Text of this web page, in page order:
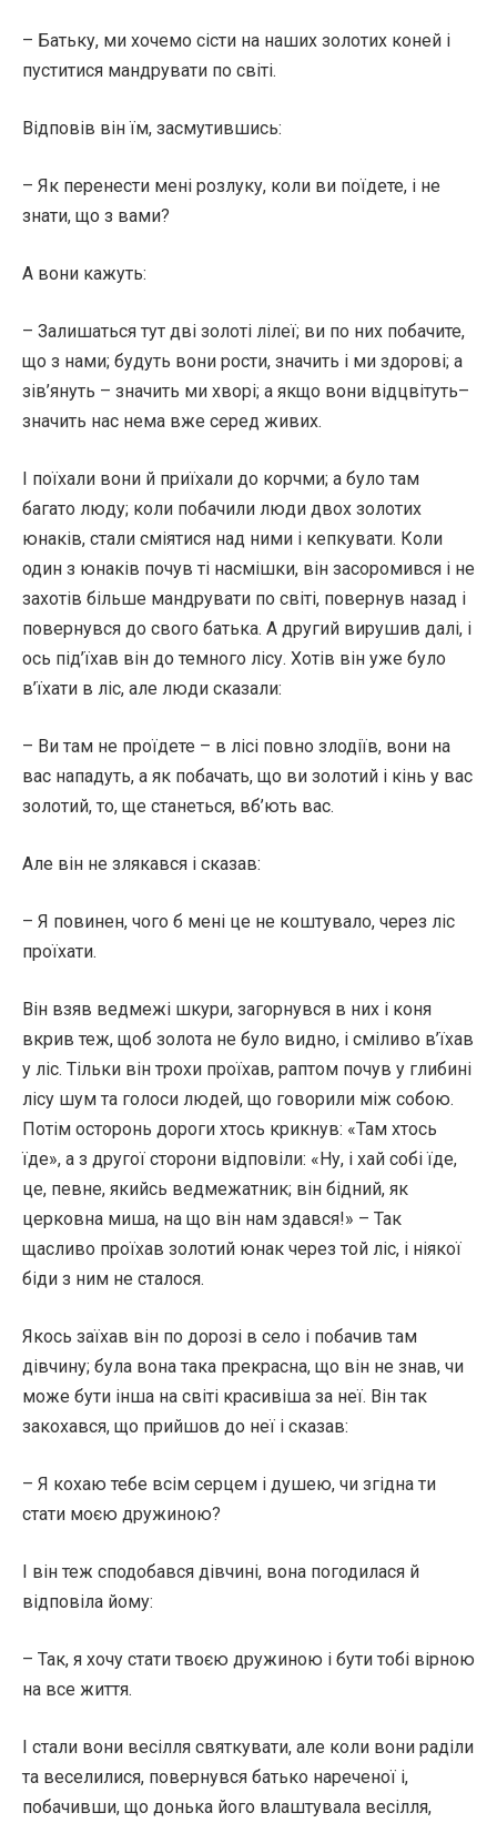
– Батьку, ми хочемо сісти на наших золотих коней і
пуститися мандрувати по світі.
Відповів він їм, засмутившись:
– Як перенести мені розлуку, коли ви поїдете, і не
знати, що з вами?
А вони кажуть:
– Залишаться тут дві золоті лілеї; ви по них побачите,
що з нами; будуть вони рости, значить і ми здорові; а
зів’януть – значить ми хворі; а якщо вони відцвітуть–
значить нас нема вже серед живих.
І поїхали вони й приїхали до корчми; а було там
багато люду; коли побачили люди двох золотих
юнаків, стали сміятися над ними і кепкувати. Коли
один з юнаків почув ті насмішки, він засоромився і не
захотів більше мандрувати по світі, повернув назад і
повернувся до свого батька. А другий вирушив далі, і
ось під’їхав він до темного лісу. Хотів він уже було
в’їхати в ліс, але люди сказали:
– Ви там не проїдете – в лісі повно злодіїв, вони на
вас нападуть, а як побачать, що ви золотий і кінь у вас
золотий, то, ще станеться, вб’ють вас.
Але він не злякався і сказав:
– Я повинен, чого б мені це не коштувало, через ліс
проїхати.
Він взяв ведмежі шкури, загорнувся в них і коня
вкрив теж, щоб золота не було видно, і сміливо в’їхав
у ліс. Тільки він трохи проїхав, раптом почув у глибині
лісу шум та голоси людей, що говорили між собою.
Потім осторонь дороги хтось крикнув: «Там хтось
їде», а з другої сторони відповіли: «Ну, і хай собі їде,
це, певне, якийсь ведмежатник; він бідний, як
церковна миша, на що він нам здався!» – Так
щасливо проїхав золотий юнак через той ліс, і ніякої
біди з ним не сталося.
Якось заїхав він по дорозі в село і побачив там
дівчину; була вона така прекрасна, що він не знав, чи
може бути інша на світі красивіша за неї. Він так
закохався, що прийшов до неї і сказав:
– Я кохаю тебе всім серцем і душею, чи згідна ти
стати моєю дружиною?
І він теж сподобався дівчині, вона погодилася й
відповіла йому:
– Так, я хочу стати твоєю дружиною і бути тобі вірною
на все життя.
І стали вони весілля святкувати, але коли вони раділи
та веселилися, повернувся батько нареченої і,
побачивши, що донька його влаштувала весілля,